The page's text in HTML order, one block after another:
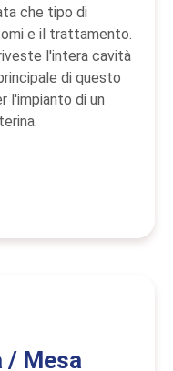
che tipo di
e il trattamento.
l'intera cavità
di questo
l'impianto di un
/ Mesa